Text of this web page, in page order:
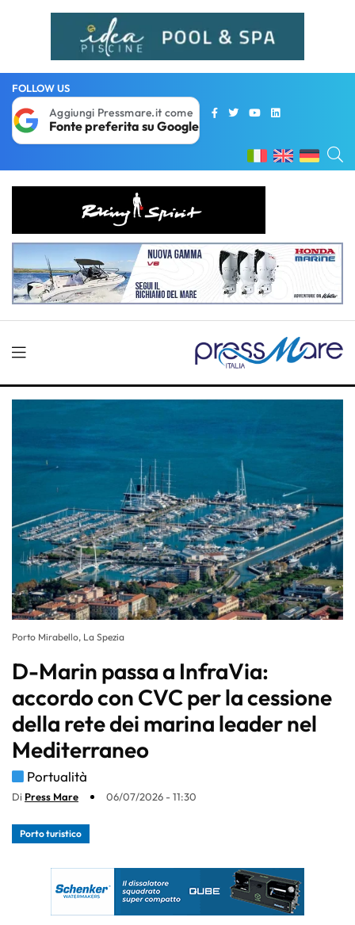
FOLLOW US
Aggiungi Pressmare.it come
Fonte preferita su Google
Porto Mirabello, La Spezia
D-Marin passa a InfraVia:
accordo con CVC per la cessione
della rete dei marina leader nel
Mediterraneo
Portualità
Di Press Mare 06/07/2026 - 11:30
Porto turistico